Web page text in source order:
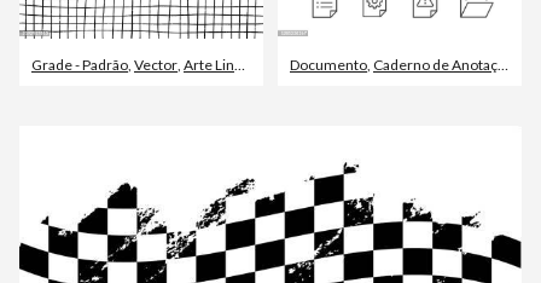
Grade - Padrão Vector Arte Linear Documento Caderno de Anotação